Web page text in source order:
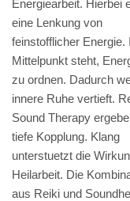
Energiearbeit. Hierbei
eine Lenkung von
feinstofflicher Energie.
Mittelpunkt steht,
zu ordnen. Dadurch
innere Ruhe vertieft.
Sound Therapy
tiefe Kopplung. Klang
unterstuetzt die
Heilarbeit. Die
aus Reiki und